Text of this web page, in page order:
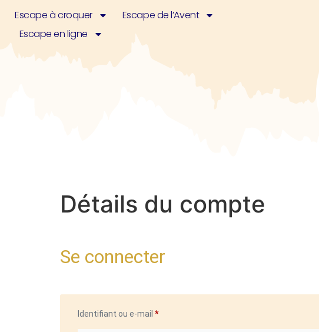
Escape à croquer
Escape de l’Avent
Escape en ligne
Détails du compte
Se connecter
Identifiant ou e-mail *